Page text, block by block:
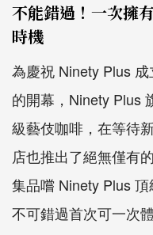
不能錯過！一次擁
時機
為慶祝 Ninety Plus
的開幕，Ninety Plus
級藝伎咖啡，在等待
店也推出了絕無僅有
集品嚐 Ninety Plus
不可錯過首次可一次